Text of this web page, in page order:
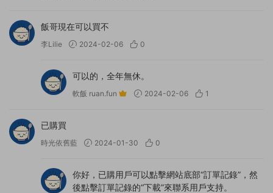
飯哥現在可以買不
李Lilie 2024-02-06 0
可以的，全年無休。
軟飯 ruan.fun 2024-02-06 1
已購買
時光依舊藍 2024-01-30 0
你好，已購用戶可以點擊網站底部“訂單記錄”，然
後點擊訂單記錄的“下載”來聯系用戶支持。